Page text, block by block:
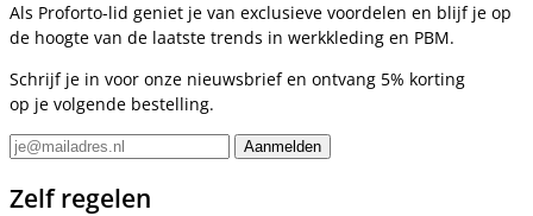
Als Proforto-lid geniet je van exclusieve voordelen en blijf je op
de hoogte van de laatste trends in werkkleding en PBM.
Schrijf je in voor onze nieuwsbrief en ontvang 5% korting
op je volgende bestelling.
Zelf regelen